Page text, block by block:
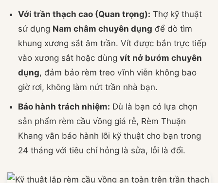
Với trần thạch cao (Quan trọng): Thợ kỹ thuật
sử dụng Nam châm chuyên dụng để dò tìm
khung xương sắt âm trần. Vít được bắn trực tiếp
vào xương sắt hoặc dùngvít nở bướm chuyên
dụng, đảm bảo rèm treo vĩnh viễn không bao
giờ rơi, không làm nứt trần nhà bạn.
Bảo hành trách nhiệm: Dù là bạn có lựa chọn
sản phẩm rèm cầu vồng giá rẻ, Rèm Thuận
Khang vẫn bảo hành lỗi kỹ thuật cho bạn trong
24 tháng với tiêu chí hỏng là sửa, lỗi là đổi.